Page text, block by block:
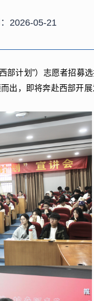
2026-05-21
部计划”）志愿者招募
出，即将奔赴西部开